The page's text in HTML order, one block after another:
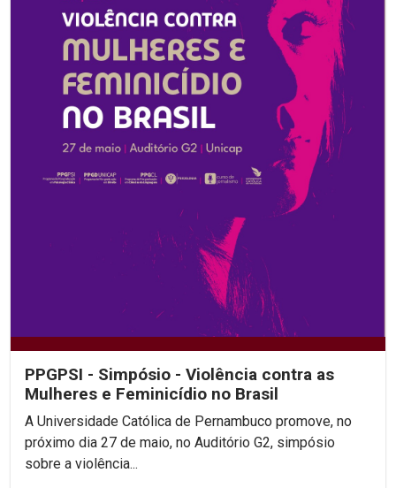
PPGPSI - Simpósio - Violência contra as
Mulheres e Feminicídio no Brasil
A Universidade Católica de Pernambuco promove, no
próximo dia 27 de maio, no Auditório G2, simpósio
sobre a violência...